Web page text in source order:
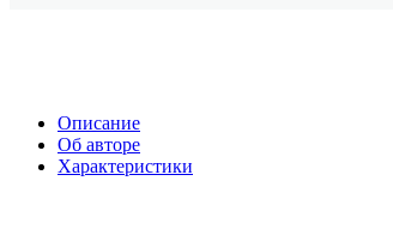
Описание
Об авторе
Характеристики